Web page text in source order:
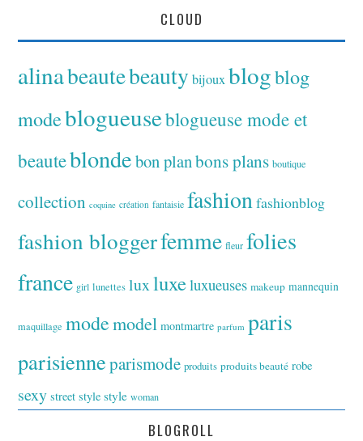
CLOUD
alinabeautebeauty bijoux blogblog
modeblogueuseblogueuse mode et
beauteblondebon planbons plans boutique
collection coquine création fantaisie fashionfashionblog
fashion bloggerfemme fleur folies
france girl lunettes luxluxeluxueuses makeup mannequin
maquillage modemodel montmartre parfum paris
parisienneparismode produits produits beauté robe
sexy street style style woman
BLOGROLL